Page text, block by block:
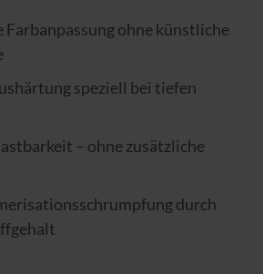
ohne künstliche
speziell bei tiefen
– ohne zusätzliche
durch